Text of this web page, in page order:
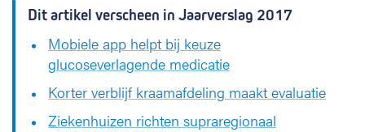
Dit artikel verscheen in Jaarverslag 2017
Mobiele app helpt bij keuze
glucoseverlagende medicatie
Korter verblijf kraamafdeling maakt evaluatie
Ziekenhuizen richten supraregionaal